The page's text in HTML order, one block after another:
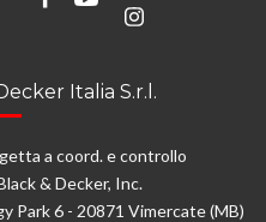
Italia S.r.l.
a coord. e controllo
& Decker, Inc.
Park 6 - 20871 Vimercate (MB)